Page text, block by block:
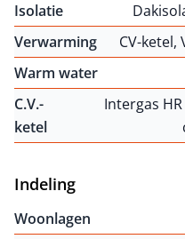
Isolatie
Verwarming
CV-
Warm water
C.V.-
ketel
Intergas
Indeling
Woonlagen